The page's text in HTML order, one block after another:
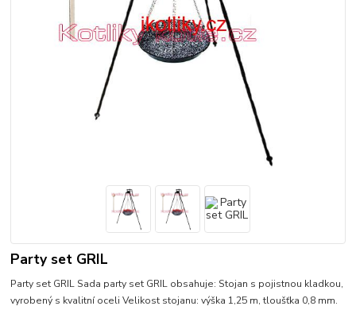
Party set GRIL
Party set GRIL Sada party set GRIL obsahuje: Stojan s pojistnou kladkou,
vyrobený s kvalitní oceli Velikost stojanu: výška 1,25 m, tloušťka 0,8 mm.